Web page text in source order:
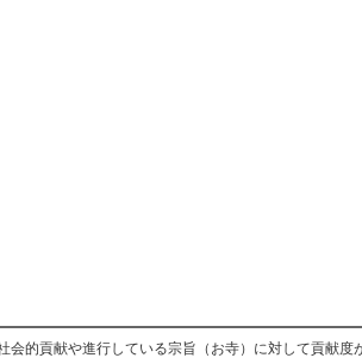
会的貢献や進行している宗旨（お寺）に対して貢献度